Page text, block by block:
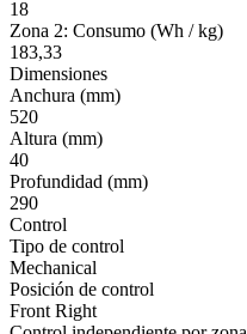
18
Zona 2: Consumo (Wh / kg)
183,33
Dimensiones
Anchura (mm)
520
Altura (mm)
40
Profundidad (mm)
290
Control
Tipo de control
Mechanical
Posición de control
Front Right